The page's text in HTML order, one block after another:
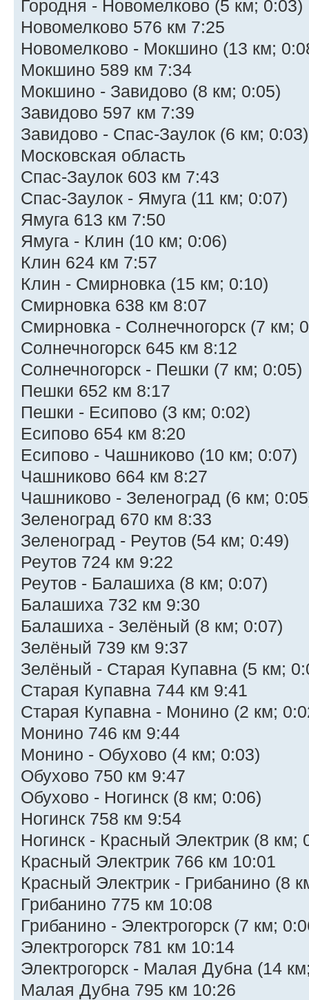
Городня - Новомелково (5 км; 0:03)
Новомелково 576 км 7:25
Новомелково - Мокшино (13 км;
Мокшино 589 км 7:34
Мокшино - Завидово (8 км; 0:05)
Завидово 597 км 7:39
Завидово - Спас-Заулок (6 км;
Московская область
Спас-Заулок 603 км 7:43
Спас-Заулок - Ямуга (11 км; 0:07)
Ямуга 613 км 7:50
Ямуга - Клин (10 км; 0:06)
Клин 624 км 7:57
Клин - Смирновка (15 км; 0:10)
Смирновка 638 км 8:07
Смирновка - Солнечногорск (7 км;
Солнечногорск 645 км 8:12
Солнечногорск - Пешки (7 км; 0:05)
Пешки 652 км 8:17
Пешки - Есипово (3 км; 0:02)
Есипово 654 км 8:20
Есипово - Чашниково (10 км; 0:07)
Чашниково 664 км 8:27
Чашниково - Зеленоград (6 км;
Зеленоград 670 км 8:33
Зеленоград - Реутов (54 км; 0:49)
Реутов 724 км 9:22
Реутов - Балашиха (8 км; 0:07)
Балашиха 732 км 9:30
Балашиха - Зелёный (8 км; 0:07)
Зелёный 739 км 9:37
Зелёный - Старая Купавна (5 км;
Старая Купавна 744 км 9:41
Старая Купавна - Монино (2 км;
Монино 746 км 9:44
Монино - Обухово (4 км; 0:03)
Обухово 750 км 9:47
Обухово - Ногинск (8 км; 0:06)
Ногинск 758 км 9:54
Ногинск - Красный Электрик (8 км;
Красный Электрик 766 км 10:01
Красный Электрик - Грибанино (8
Грибанино 775 км 10:08
Грибанино - Электрогорск (7 км;
Электрогорск 781 км 10:14
Электрогорск - Малая Дубна (14
Малая Дубна 795 км 10:26